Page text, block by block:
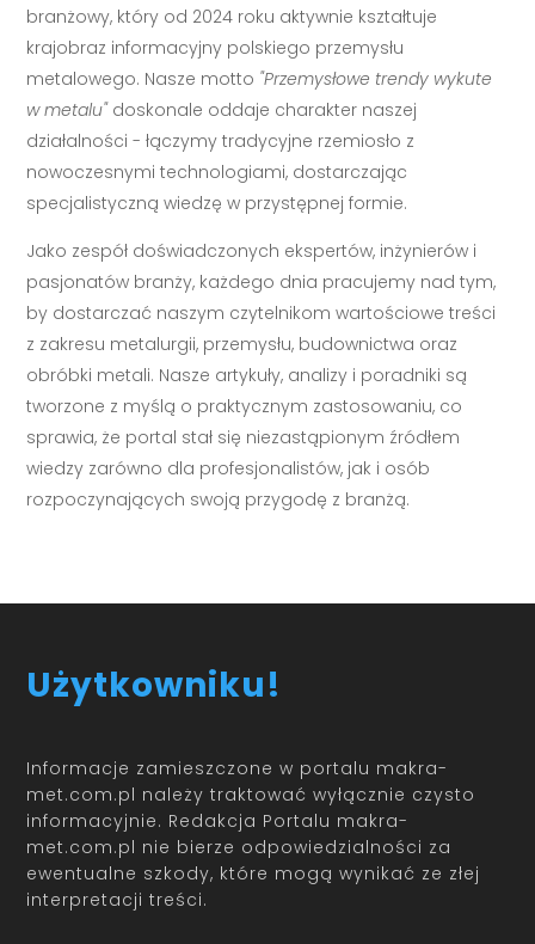
branżowy, który od 2024 roku aktywnie kształtuje
krajobraz informacyjny polskiego przemysłu
metalowego. Nasze motto "Przemysłowe trendy wykute
w metalu"doskonale oddaje charakter naszej
działalności - łączymy tradycyjne rzemiosło z
nowoczesnymi technologiami, dostarczając
specjalistyczną wiedzę w przystępnej formie.
Jako zespół doświadczonych ekspertów, inżynierów i
pasjonatów branży, każdego dnia pracujemy nad tym,
by dostarczać naszym czytelnikom wartościowe treści
z zakresu metalurgii, przemysłu, budownictwa oraz
obróbki metali. Nasze artykuły, analizy i poradniki są
tworzone z myślą o praktycznym zastosowaniu, co
sprawia, że portal stał się niezastąpionym źródłem
wiedzy zarówno dla profesjonalistów, jak i osób
rozpoczynających swoją przygodę z branżą.
Użytkowniku!
Informacje zamieszczone w portalu makra-
met.com.pl należy traktować wyłącznie czysto
informacyjnie. Redakcja Portalu makra-
met.com.pl nie bierze odpowiedzialności za
ewentualne szkody, które mogą wynikać ze złej
interpretacji treści.